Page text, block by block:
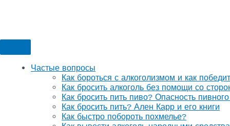
Частые вопросы
Как бороться с алкоголизмом и как
Как бросить алкоголь без помощи со
Как бросить пить пиво? Опасность
Как бросить пить? Ален Карр и его книги
Как быстро побороть похмелье?